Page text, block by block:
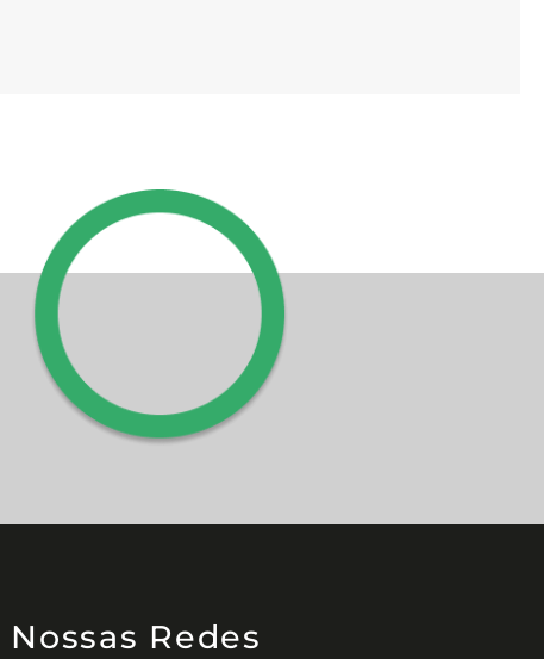
Nossas Redes